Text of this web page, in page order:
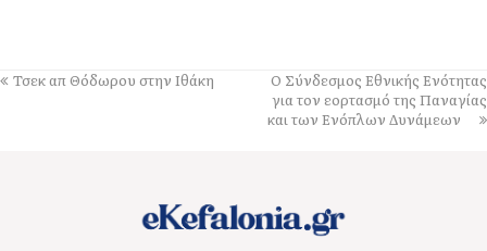
Σήμερα το πανηγύρι της Μεταμορφώσεως του Σωτήρα, με
προστασίας που συνιστά ο Πανελλήνιος Ιατρικός Σύλλογος
Τσεκ απ Θόδωρου στην Ιθάκη
Ο Σύνδεσμος Εθνικής Ενότητας
για τον εορτασμό της Παναγίας
και των Ενόπλων Δυνάμεων